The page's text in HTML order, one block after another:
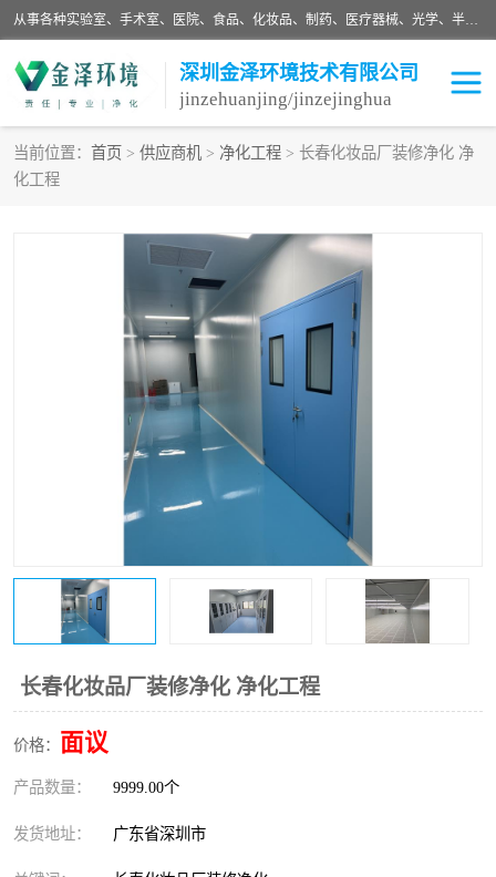
从事各种实验室、手术室、医院、食品、化妆品、制药、医疗器械、光学、半导体、精密电子等无尘车间行业的洁净车间装修设计、净化设备、恒温恒湿空调的设计制作与安装、净化系统工程项目施工及其技术支持服务。
深圳金泽环境技术有限公司
jinzehuanjing/jinzejinghua
当前位置： 首页 > 供应商机 > 净化工程 > 长春化妆品厂装修净化 净
化工程
长春化妆品厂装修净化 净化工程
价格： 面议
产品数量： 9999.00个
发货地址： 广东省深圳市
耗材
实验室净化
GMP车间净化
医药车间净化
食品饮料
恒温恒湿净化空调 过滤器
百级